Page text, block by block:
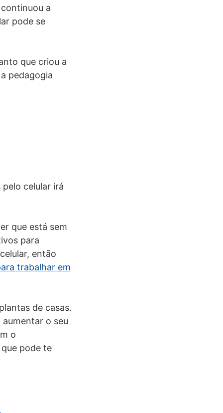
a
pode se
que criou a
pedagogia
pelo celular irá
que está sem
para
então
trabalhar em
de casas.
o seu
o
pode te